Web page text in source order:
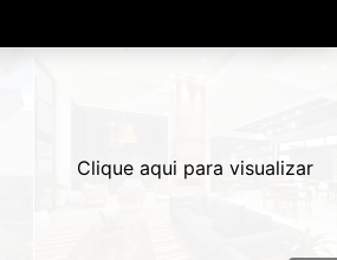
Clique aqui para visualizar